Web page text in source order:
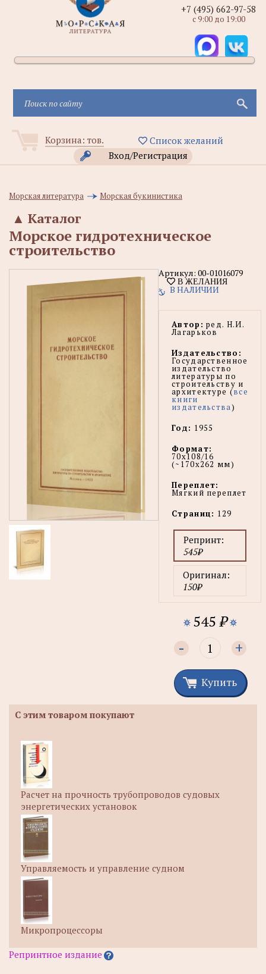
Корзина: тов.
Список желаний
Вход/Регистрация
+7 (495) 662-97-58
с 9:00 до 19:00
Морская литература Морская букинистика
Каталог
▲
Морское гидротехническое
строительство
Артикул: 00-01016079
В ЖЕЛАНИЯ
В НАЛИЧИИ
Автор: ред. Н.И.
Лагарьков
Издательство:
Государственное
издательство
литературы по
строительству и
архитектуре (все
книги
издательства)
Год: 1955
Формат:
70x108/16
(~170х262 мм)
Переплет:
Мягкий переплет
Страниц: 129
Репринт:
545₽
Оригинал:
150₽
545 ₽
- +
Купить
С этим товаром покупают
Расчет на прочность трубопроводов судовых
энергетических установок
Управляемость и управление судном
Микропроцессоры
Репринтное издание